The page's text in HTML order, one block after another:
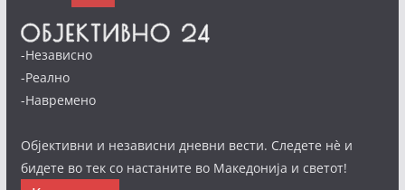
-Независно
-Реално
-Навремено
Објективни и независни дневни вести. Следете нè и
бидете во тек со настаните во Македонија и светот!